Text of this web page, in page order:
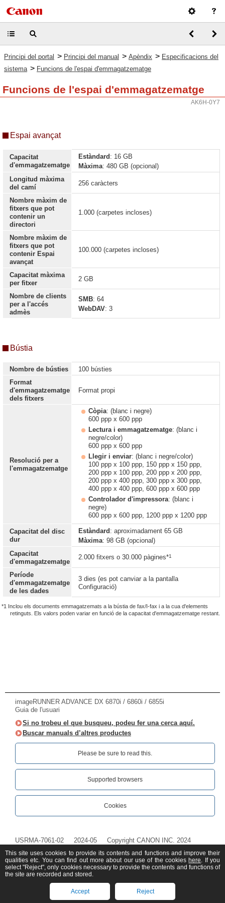
Principi del portal > Principi del manual > Apèndix > Especificacions del
sistema > Funcions de l'espai d'emmagatzematge
Funcions de l'espai d'emmagatzematge
AK6H-0Y7
Espai avançat
Capacitat
d'emmagatzematge
Estàndard : 16 GB
Màxima: 480 GB (opcional)
Longitud màxima
del camí
256 caràcters
Nombre màxim de
fitxers que pot
contenir un
directori
1.000 (carpetes incloses)
Nombre màxim de
fitxers que pot
contenir Espai
avançat
100.000 (carpetes incloses)
Capacitat màxima
per fitxer
2 GB
Nombre de clients
per a l'accés
admès
SMB: 64
WebDAV: 3
Bústia
Nombre de bústies
100 bústies
Format
d'emmagatzematge
dels fitxers
Format propi
Resolució per a
l'emmagatzematge
Còpia: (blanc i negre)
600 ppp x 600 ppp
Lectura i emmagatzematge: (blanc i
negre/color)
600 ppp x 600 ppp
Llegir i enviar: (blanc i negre/color)
100 ppp x 100 ppp, 150 ppp x 150 ppp,
200 ppp x 100 ppp, 200 ppp x 200 ppp,
200 ppp x 400 ppp, 300 ppp x 300 ppp,
400 ppp x 400 ppp, 600 ppp x 600 ppp
Controlador d'impressora: (blanc i
negre)
600 ppp x 600 ppp, 1200 ppp x 1200 ppp
Capacitat del disc
dur
Estàndard : aproximadament 65 GB
Màxima: 98 GB (opcional)
Capacitat
d'emmagatzematge
2.000 fitxers o 30.000 pàgines*1
Període
d'emmagatzematge
de les dades
3 dies (es pot canviar a la pantalla
Configuració)
*1 Inclou els documents emmagatzemats a la bústia de fax/I-fax i a la cua d'elements
retinguts. Els valors poden variar en funció de la capacitat d'emmagatzematge restant.
imageRUNNER ADVANCE DX 6870i / 6860i / 6855i
Guia de l'usuari
Si no trobeu el que busqueu, podeu fer una cerca aquí.
Buscar manuals d’altres productes
Please be sure to read this.‎
Supported browsers
Cookies
USRMA-7061-02 2024-05 Copyright CANON INC. 2024
This site uses cookies to provide its contents and functions and improve their
qualities etc. You can find out more about our use of the cookies here. If you
select "Reject", only cookies necessary to provide the contents and functions of
the site are recorded and stored.
Accept Reject